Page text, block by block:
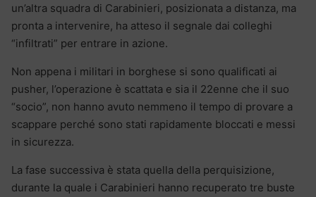
un’altra squadra di Carabinieri, posizionata a distanza, ma
pronta a intervenire, ha atteso il segnale dai colleghi
“infiltrati” per entrare in azione.
Non appena i militari in borghese si sono qualificati ai
pusher, l’operazione è scattata e sia il 22enne che il suo
“socio”, non hanno avuto nemmeno il tempo di provare a
scappare perché sono stati rapidamente bloccati e messi
in sicurezza.
La fase successiva è stata quella della perquisizione,
durante la quale i Carabinieri hanno recuperato tre buste